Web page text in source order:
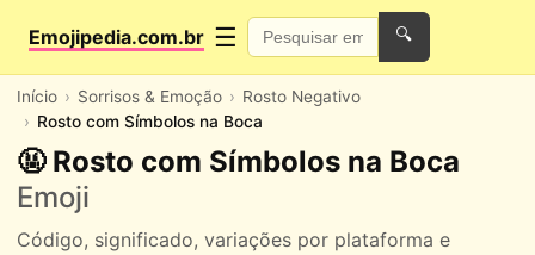
Emojipedia.com.br ☰ 🔍
Início Sorrisos & Emoção
Rosto Negativo
Rosto com Símbolos na Boca
🤬 Rosto com Símbolos na Boca
Emoji
Código, significado, variações por plataforma e